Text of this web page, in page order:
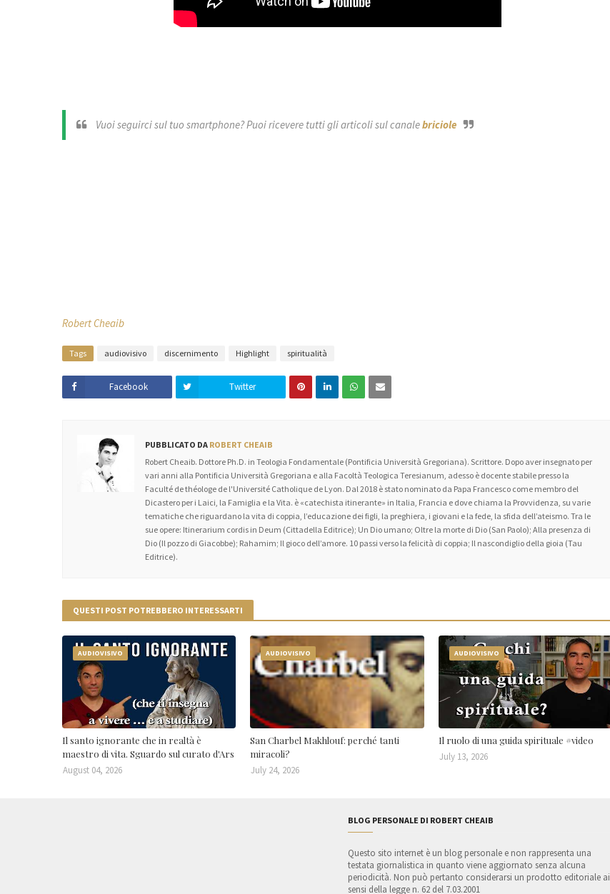
Vuoi seguirci sul tuo smartphone? Puoi ricevere tutti gli articoli sul canalebriciole
Robert Cheaib
Tags audiovisivo discernimento Highlight spiritualità
Facebook Twitter
PUBBLICATO DA ROBERT CHEAIB
Robert Cheaib. Dottore Ph.D. in Teologia Fondamentale (Pontificia Università Gregoriana). Scrittore. Dopo aver insegnato per
vari anni alla Pontificia Università Gregoriana e alla Facoltà Teologica Teresianum, adesso è docente stabile presso la
Faculté de théologe de l'Université Catholique de Lyon. Dal 2018 è stato nominato da Papa Francesco come membro del
Dicastero per i Laici, la Famiglia e la Vita. è «catechista itinerante» in Italia, Francia e dove chiama la Provvidenza, su varie
tematiche che riguardano la vita di coppia, l’educazione dei figli, la preghiera, i giovani e la fede, la sfida dell’ateismo. Tra le
sue opere: Itinerarium cordis in Deum (Cittadella Editrice); Un Dio umano; Oltre la morte di Dio (San Paolo); Alla presenza di
Dio (Il pozzo di Giacobbe); Rahamim; Il gioco dell’amore. 10 passi verso la felicità di coppia; Il nascondiglio della gioia (Tau
Editrice).
QUESTI POST POTREBBERO INTERESSARTI
AUDIOVISIVO
Il santo ignorante che in realtà è
maestro di vita. Sguardo sul curato d'Ars
August 04, 2026
AUDIOVISIVO
San Charbel Makhlouf: perché tanti
miracoli?
July 24, 2026
AUDIOVISIVO
Il ruolo di una guida spirituale #video
July 13, 2026
BLOG PERSONALE DI ROBERT CHEAIB
Questo sito internet è un blog personale e non rappresenta una
testata giornalistica in quanto viene aggiornato senza alcuna
periodicità. Non può pertanto considerarsi un prodotto editoriale ai
sensi della legge n. 62 del 7.03.2001